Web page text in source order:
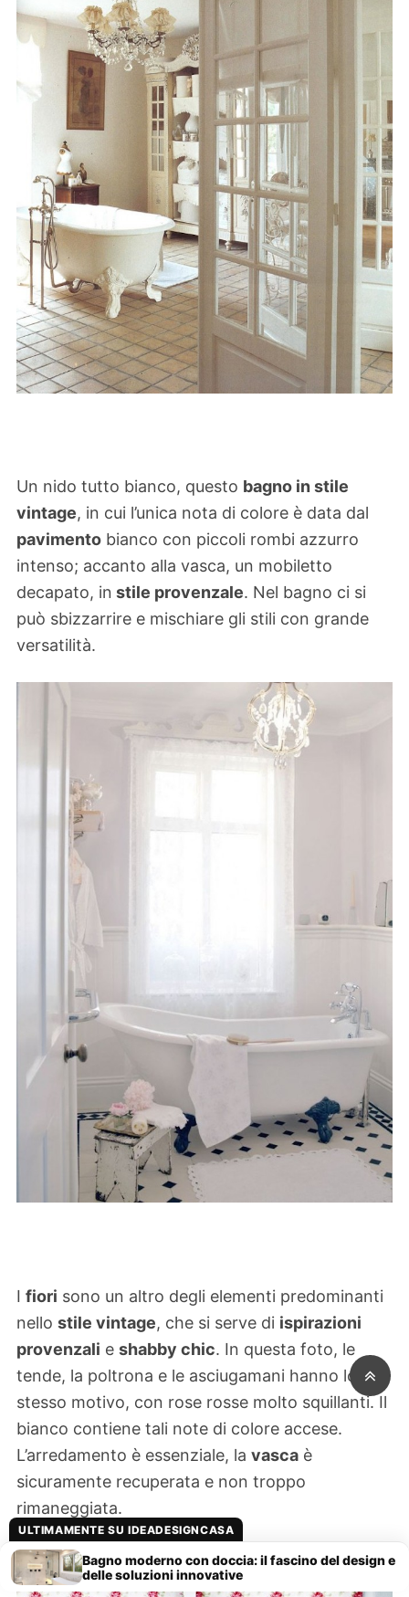
Un nido tutto bianco, questo bagno in stile
vintage, in cui l’unica nota di colore è data dal
pavimento bianco con piccoli rombi azzurro
intenso; accanto alla vasca, un mobiletto
decapato, in stile provenzale. Nel bagno ci si
può sbizzarrire e mischiare gli stili con grande
versatilità.
I fiori sono un altro degli elementi predominanti
nello stile vintage, che si serve di ispirazioni
provenzali e shabby chic. In questa foto, le
tende, la poltrona e le asciugamani hanno lo
stesso motivo, con rose rosse molto squillanti. Il
bianco contiene tali note di colore accese.
L’arredamento è essenziale, la vasca è
sicuramente recuperata e non troppo
rimaneggiata.
ULTIMAMENTE SU IDEADESIGNCASA
Bagno moderno con doccia: il fascino del design e
delle soluzioni innovative